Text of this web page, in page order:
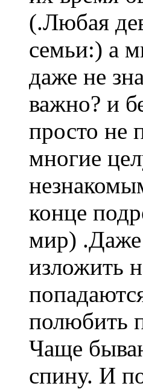
(.Любая
семьи:) а
даже не
важно? и
просто не
многие
конце
мир) .Даже
изложить
полюбить
Чаще
спину. И